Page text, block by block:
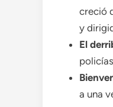
creció
y
El
a una